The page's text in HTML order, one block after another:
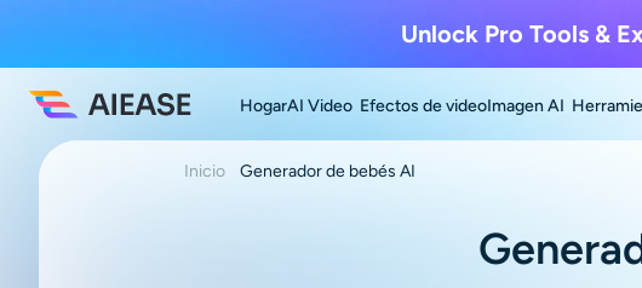
Unlock Pro Tools &
HogarAI Video Efectos de videoImagen AI
Inicio Generador de bebés AI